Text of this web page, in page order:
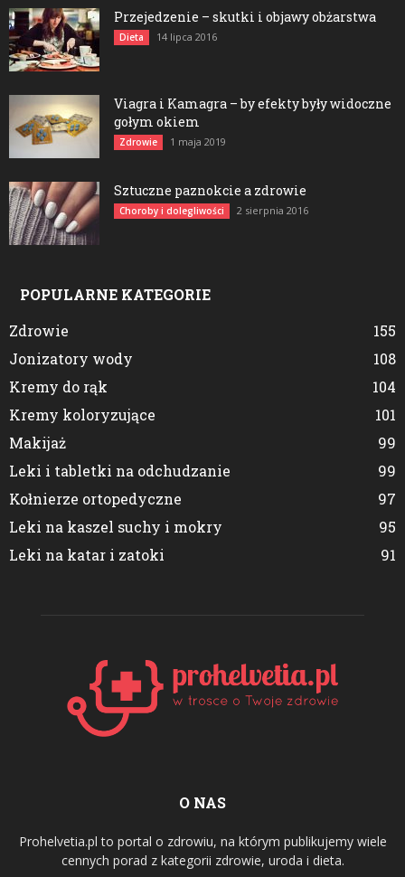
Przejedzenie – skutki i objawy obżarstwa
Dieta 14 lipca 2016
Viagra i Kamagra – by efekty były widoczne
gołym okiem
Zdrowie 1 maja 2019
Sztuczne paznokcie a zdrowie
Choroby i dolegliwości 2 sierpnia 2016
POPULARNE KATEGORIE
Zdrowie
155
Jonizatory wody
108
Kremy do rąk
104
Kremy koloryzujące
101
Makijaż
99
Leki i tabletki na odchudzanie
99
Kołnierze ortopedyczne
97
Leki na kaszel suchy i mokry
95
Leki na katar i zatoki
91
O NAS
Prohelvetia.pl to portal o zdrowiu, na którym publikujemy wiele
cennych porad z kategorii zdrowie, uroda i dieta.